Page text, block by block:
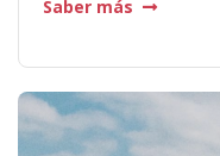
Saber más